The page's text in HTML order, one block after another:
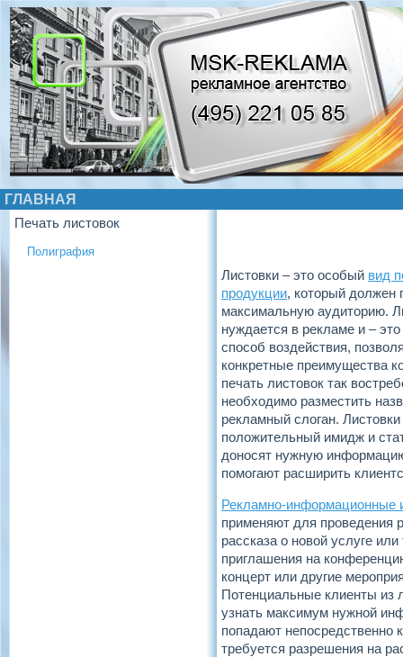
ГЛАВНАЯ
Печать листовок
Полиграфия
Листовки – это особый вид
продукции, который должен
максимальную аудиторию.
нуждается в рекламе и –
способ воздействия,
конкретные преимущества
печать листовок так
необходимо разместить
рекламный слоган.
положительный имидж и
доносят нужную
помогают расширить
Рекламно-информационные
применяют для проведения
рассказа о новой услуге
приглашения на
концерт или другие
Потенциальные клиенты из
узнать максимум нужной
попадают непосредственно
требуется разрешения на